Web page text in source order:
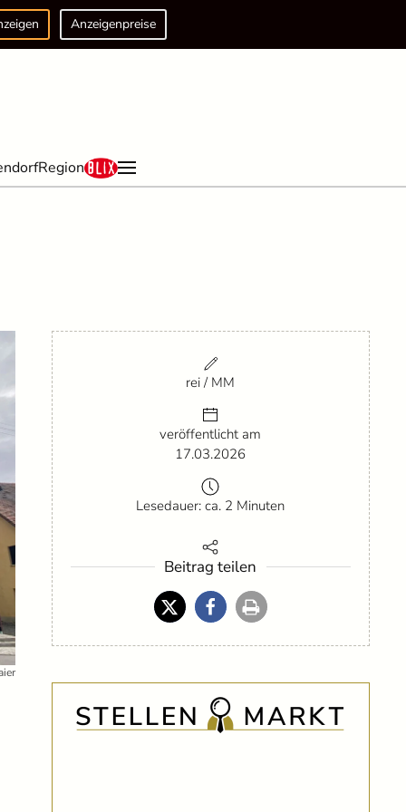
Anzeigenpreise
Region
rei / MM
veröffentlicht am
17.03.2026
Lesedauer: ca. 2 Minuten
Beitrag teilen